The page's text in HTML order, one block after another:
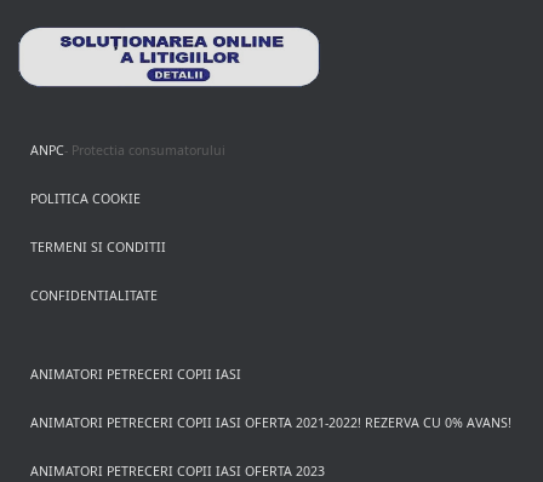
ANPC- Protectia consumatorului
POLITICA COOKIE
TERMENI SI CONDITII
CONFIDENTIALITATE
ANIMATORI PETRECERI COPII IASI
ANIMATORI PETRECERI COPII IASI OFERTA 2021-2022! REZERVA CU 0% AVANS!
ANIMATORI PETRECERI COPII IASI OFERTA 2023